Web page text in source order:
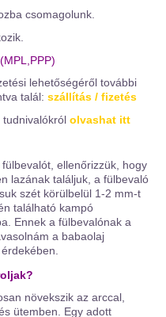
csomagolunk.
lehetőségéről további
talál: szállítás / fizetés
olvashat itt
ellenőrizzük, hogy
lazának találjuk, a fülbevaló
szét körülbelül 1-2 mm-t
található kampó
Ennek a fülbevalónak a
a babaolaj
növekszik az arccal,
ütemben. Egy adott